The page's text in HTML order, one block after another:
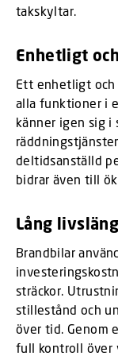
takskyltar.
Enhetligt
Ett enhetligt och
alla funktioner i
känner igen sig
deltidsanställd
bidrar även till
Lång
Brandbilar
sträckor.
stillestånd och
över tid. Genom
full kontroll över